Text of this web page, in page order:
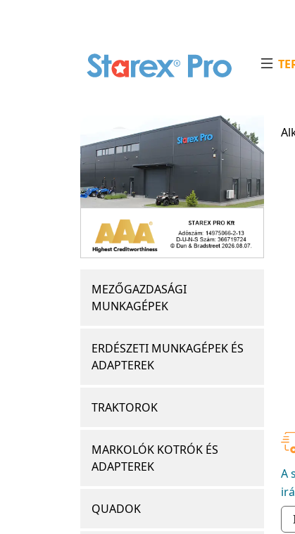
MEZŐGAZDASÁGI
MUNKAGÉPEK
ERDÉSZETI MUNKAGÉPEK ÉS
ADAPTEREK
TRAKTOROK
MARKOLÓK KOTRÓK ÉS
ADAPTEREK
QUADOK
A